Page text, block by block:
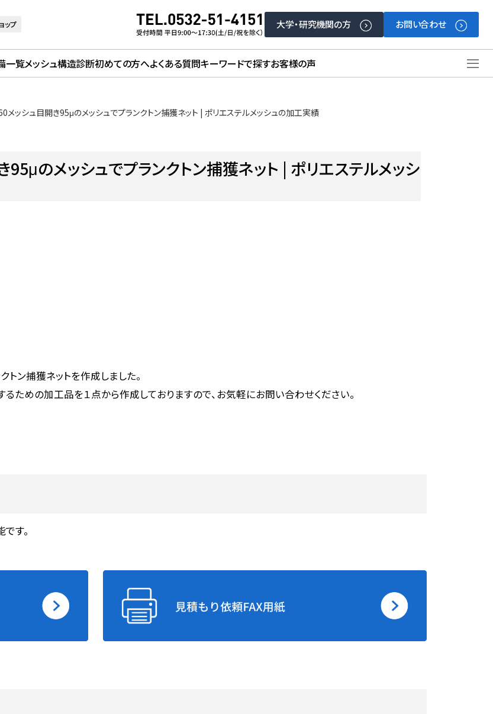
ップ 大学・研究機関の方 お問い合わせ
一覧メッシュ構造診断初めての方へよくある質問キーワードで探すお客様の声
メッシュ目開き95μのメッシュでプランクトン捕獲ネット | ポリエステルメッシュの加工実績
のメッシュでプランクトン捕獲ネット | ポリエステルメッシ
トン捕獲ネットを作成しました。
ための加工品を１点から作成しておりますので、お気軽にお問い合わせください。
す。